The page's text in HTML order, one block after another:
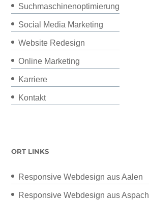
Suchmaschinenoptimierung
Social Media Marketing
Website Redesign
Online Marketing
Karriere
Kontakt
ORT LINKS
Responsive Webdesign aus Aalen
Responsive Webdesign aus Aspach